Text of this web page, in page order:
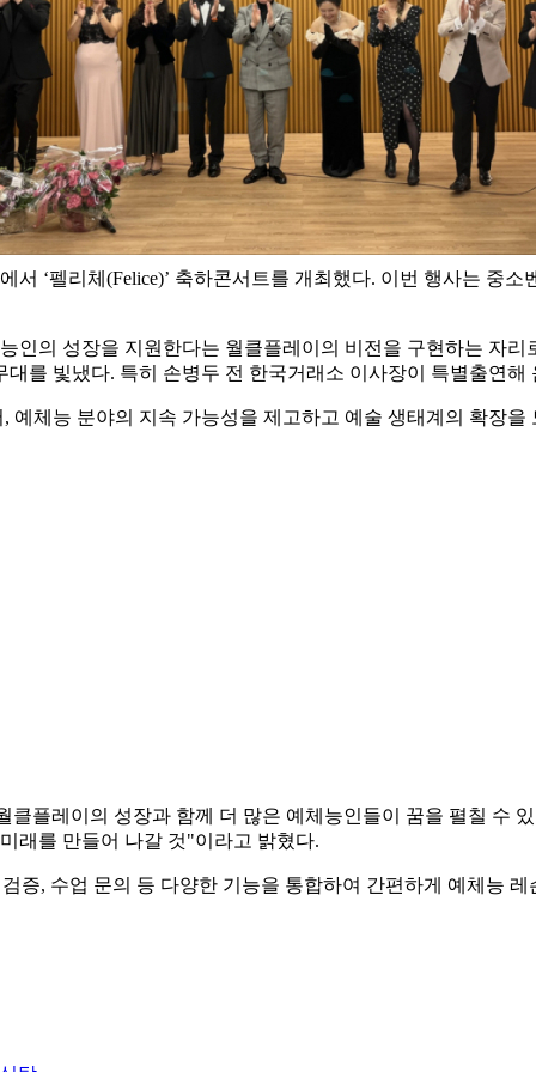
‘펠리체(Felice)’ 축하콘서트를 개최했다. 이번 행사는 중
인의 성장을 지원한다는 월클플레이의 비전을 구현하는 자
를 빛냈다. 특히 손병두 전 한국거래소 이사장이 특별출연
체능 분야의 지속 가능성을 제고하고 예술 생태계의 확장을
플레이의 성장과 함께 더 많은 예체능인들이 꿈을 펼칠 수
래를 만들어 나갈 것"이라고 밝혔다.
증, 수업 문의 등 다양한 기능을 통합하여 간편하게 예체능